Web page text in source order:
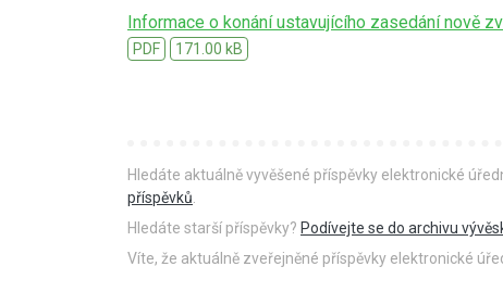
Informace o konání ustavujícího zasedání nově
PDF 171.00 kB
Hledáte aktuálně vyvěšené příspěvky elektronické
příspěvků
Hledáte starší příspěvky? Podívejte se do archivu
Víte, že aktuálně zveřejněné příspěvky elektronické